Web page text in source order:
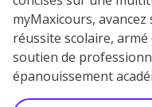
myMaxicours,
réussite scolaire,
soutien de
épanouissement